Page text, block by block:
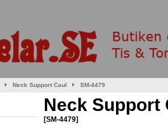
Neck Support Caul SM-4479
Neck Support
[SM-4479]